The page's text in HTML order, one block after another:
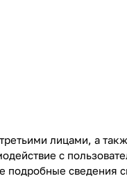
лицами, а
с
подробные сведения